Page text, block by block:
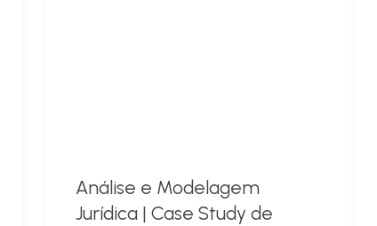
Análise e Modelagem
Jurídica | Case Study de